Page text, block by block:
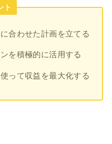
ト
合わせた計画を立てる
を積極的に活用する
って収益を最大化する